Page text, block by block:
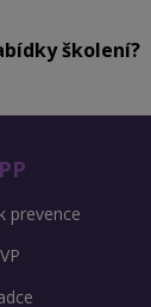
školení?
prevence